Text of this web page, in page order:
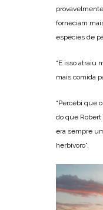
forneciam
espécies de
“E isso atraiu
mais comida
“Percebi que
do que
era sempre
herbívoro”.